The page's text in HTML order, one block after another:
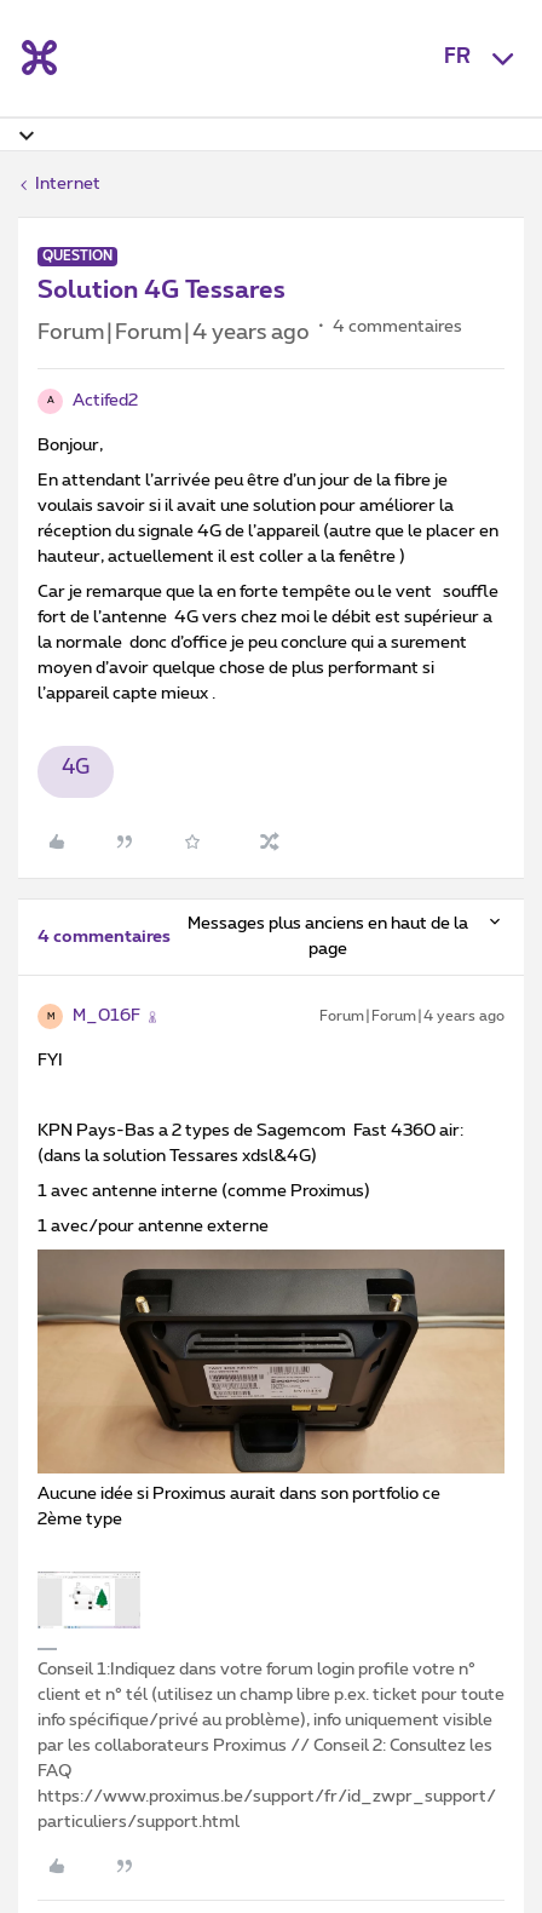
FR
Internet
QUESTION
Solution 4G Tessares
Forum|Forum|4 years ago 4 commentaires
A Actifed2
Bonjour,
En attendant l’arrivée peu être d’un jour de la fibre je
voulais savoir si il avait une solution pour améliorer la
réception du signale 4G de l’appareil (autre que le placer en
hauteur, actuellement il est coller a la fenêtre )
Car je remarque que la en forte tempête ou le vent souffle
fort de l’antenne 4G vers chez moi le débit est supérieur a
la normale donc d’office je peu conclure qui a surement
moyen d’avoir quelque chose de plus performant si
l’appareil capte mieux .
4G
4 commentaires
Messages plus anciens en haut de la
page
M M_016F Forum|Forum|4 years ago
FYI
KPN Pays-Bas a 2 types de Sagemcom Fast 4360 air:
(dans la solution Tessares xdsl&4G)
1 avec antenne interne (comme Proximus)
1 avec/pour antenne externe
Aucune idée si Proximus aurait dans son portfolio ce
2ème type
Conseil 1:Indiquez dans votre forum login profile votre n°
client et n° tél (utilisez un champ libre p.ex. ticket pour toute
info spécifique/privé au problème), info uniquement visible
par les collaborateurs Proximus // Conseil 2: Consultez les
FAQ
https://www.proximus.be/support/fr/id_zwpr_support/
particuliers/support.html